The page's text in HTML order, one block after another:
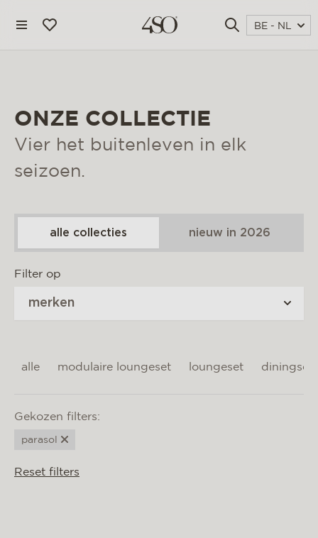
magazine
BE - NL
ONZE COLLECTIE
Vier het buitenleven in elk
seizoen.
alle collecties nieuw in 2026
Filter op
merken
alle modulaire loungeset loungeset diningset
Gekozen filters:
parasol
Reset filters